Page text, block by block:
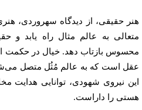
حقیقی، از دیدگاه سهروردی،
به عالم مثال راه یابد و
بازتاب دهد. خیال در حکمت
است که به عالم مُثُل متصل می‌شود؛
نیروی شهودی، توانایی هدایت
را داراست.